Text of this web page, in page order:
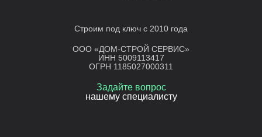
Строим под ключ с 2010 года
ООО «ДОМ-СТРОЙ СЕРВИС»
ИНН 5009113417
ОГРН 1185027000311
Задайте вопрос
нашему специалисту